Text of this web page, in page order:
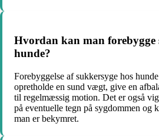
Hvordan kan man forebygge
hunde?
Forebyggelse af sukkersyge hos
opretholde en sund vægt, give en
til regelmæssig motion. Det er også
på eventuelle tegn på sygdommen og
man er bekymret.